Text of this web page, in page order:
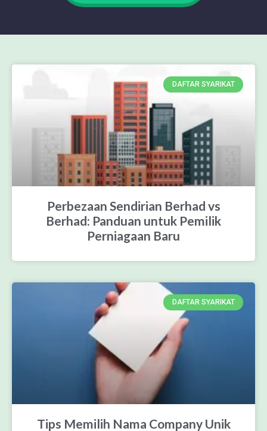
DAFTAR SYARIKAT
Perbezaan Sendirian Berhad vs
Berhad: Panduan untuk Pemilik
Perniagaan Baru
DAFTAR SYARIKAT
Tips Memilih Nama Company Unik